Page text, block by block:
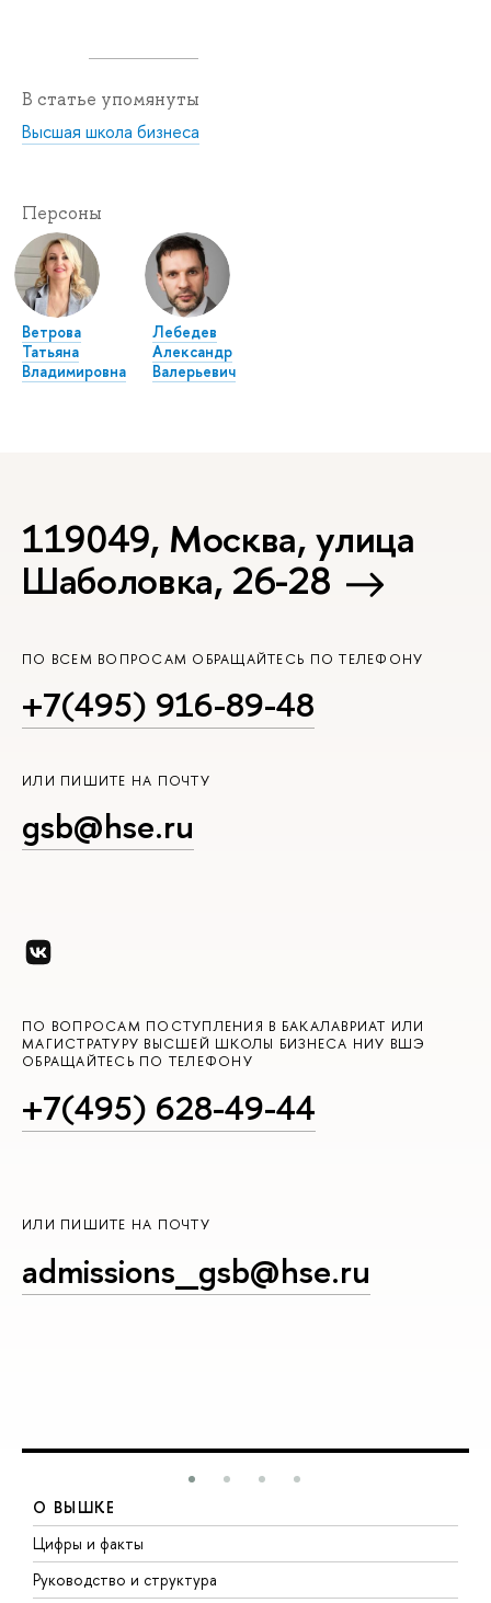
В статье упомянуты
Высшая школа бизнеса
Персоны
Ветрова
Татьяна
Владимировна
Лебедев
Александр
Валерьевич
119049, Москва, улица
Шаболовка, 26-28
ПО ВСЕМ ВОПРОСАМ ОБРАЩАЙТЕСЬ ПО ТЕЛЕФОНУ
+7(495) 916-89-48
ИЛИ ПИШИТЕ НА ПОЧТУ
gsb@hse.ru
ПО ВОПРОСАМ ПОСТУПЛЕНИЯ В БАКАЛАВРИАТ ИЛИ
МАГИСТРАТУРУ ВЫСШЕЙ ШКОЛЫ БИЗНЕСА НИУ ВШЭ
ОБРАЩАЙТЕСЬ ПО ТЕЛЕФОНУ
+7(495) 628-49-44
ИЛИ ПИШИТЕ НА ПОЧТУ
admissions_gsb@hse.ru
О ВЫШКЕ
Цифры и факты
Руководство и структура